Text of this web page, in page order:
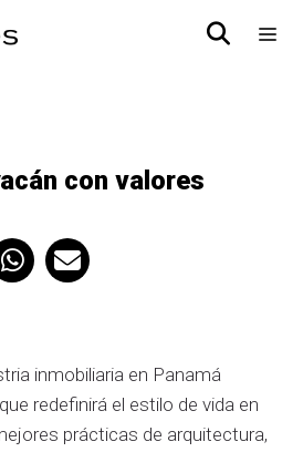
con valores
inmobiliaria en Panamá
redefinirá el estilo de vida en
prácticas de arquitectura,